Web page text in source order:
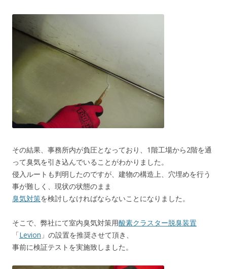
その結果、事務所内が負圧となっており、1階工場から2階を通
って臭気を引き込んでいることがわかりました。
侵入ルートも判明したのですが、建物の構造上、穴埋めを行う
事が難しく、現状の状態のまま
臭気対策を検討しなければならないことになりました。
そこで、弊社にて室内臭気対策用酸素クラスター脱臭装置
「Levion 」の設置を推奨させて頂き、
事前に検証テストを実施致しました。